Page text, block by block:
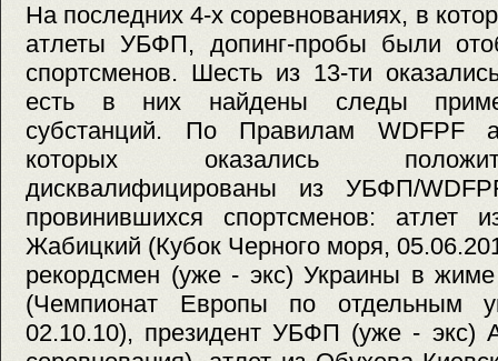
На последних 4-х соревнованиях, в
атлеты УБФП, допинг-пробы были
спортсменов. Шесть из 13-ти
есть в них найдены следы
субстанций. По Правилам WDFPF
которых оказались
дисквалифицированы из УБФП/
провинившихся спортсменов: атлет
Жабицкий (Кубок Черного моря,
рекордсмен (уже - экс) Украины в
(Чемпионат Европы по отдельным
02.10.10), президент УБФП (уже - экс)